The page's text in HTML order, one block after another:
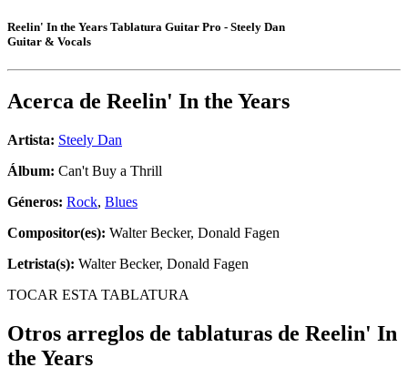
Reelin' In the Years Tablatura Guitar Pro - Steely Dan
Guitar & Vocals
Acerca de Reelin' In the Years
Artista: Steely Dan
Álbum: Can't Buy a Thrill
Géneros: Rock, Blues
Compositor(es): Walter Becker, Donald Fagen
Letrista(s): Walter Becker, Donald Fagen
TOCAR ESTA TABLATURA
Otros arreglos de tablaturas de Reelin' In
the Years